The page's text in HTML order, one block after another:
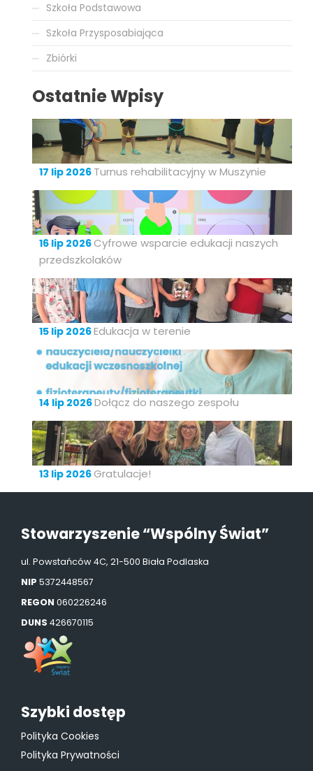
Szkoła Podstawowa
Szkoła Przysposabiająca
Zbiórki
Ostatnie Wpisy
17 lip 2026 Turnus rehabilitacyjny w Muszynie
16 lip 2026 Cyfrowe wsparcie edukacji naszych
przedszkolaków
15 lip 2026Edukacja w terenie
14 lip 2026Dołącz do naszego zespołu
13 lip 2026 Gratulacje!
Stowarzyszenie “Wspólny Świat”
ul. Powstańców 4C, 21-500 Biała Podlaska
NIP 5372448567
REGON 060226246
DUNS 426670115
Szybki dostęp
Polityka Cookies
Polityka Prywatności